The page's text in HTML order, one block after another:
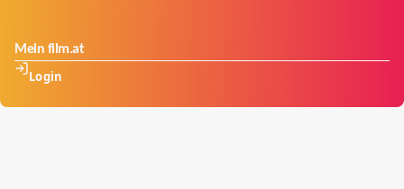
Mein film.at
Login